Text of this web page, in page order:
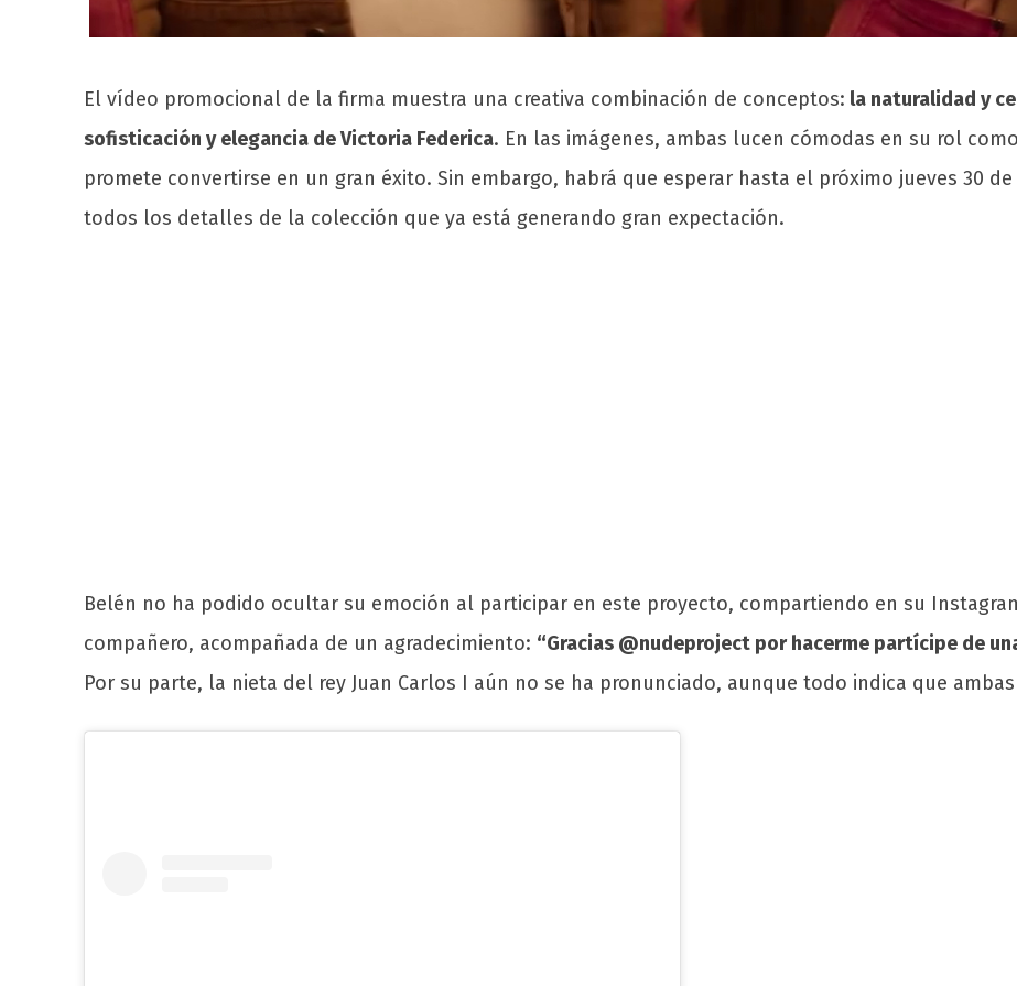
El vídeo promocional de la firma muestra una creativa combinación de conceptos: la naturalidad y
sofisticación y elegancia de Victoria Federica. En las imágenes, ambas lucen cómodas en su rol
promete convertirse en un gran éxito. Sin embargo, habrá que esperar hasta el próximo jueves 30
todos los detalles de la colección que ya está generando gran expectación.
Belén no ha podido ocultar su emoción al participar en este proyecto, compartiendo en su
compañero, acompañada de un agradecimiento: “Gracias @nudeproject por hacerme partícipe de
Por su parte, la nieta del rey Juan Carlos I aún no se ha pronunciado, aunque todo indica que